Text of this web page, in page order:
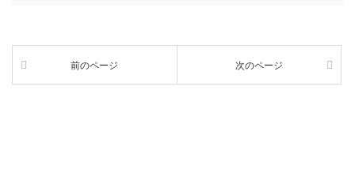
前のページ 次のページ